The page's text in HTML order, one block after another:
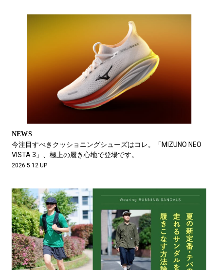
NEWS
今注目すべきクッショニングシューズはコレ。「MIZUNO NEO
VISTA 3」、極上の履き心地で登場です。
2026.5.12 UP